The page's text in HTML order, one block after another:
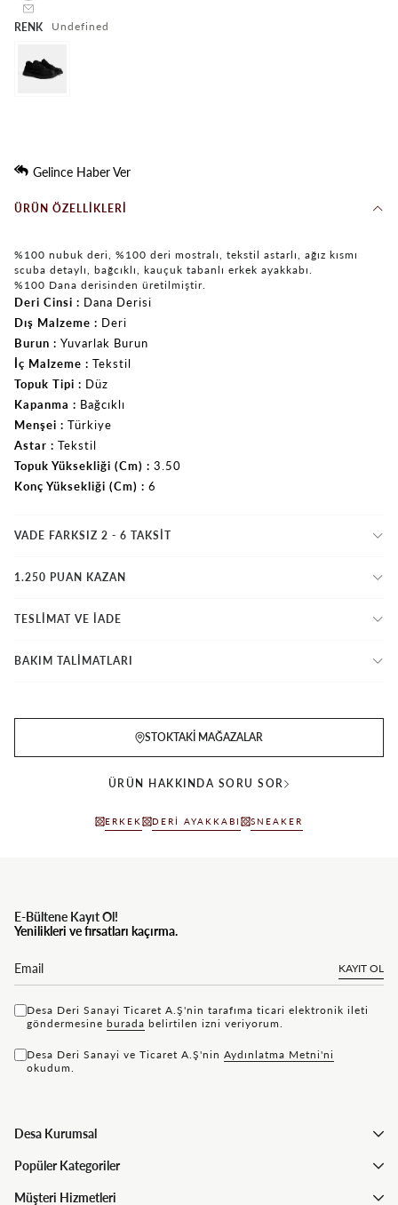
RENK undefined
Gelince Haber Ver
ÜRÜN ÖZELLIKLERI
%100 nubuk deri, %100 deri mostralı, tekstil astarlı, ağız kısmı
scuba detaylı, bağcıklı, kauçuk tabanlı erkek ayakkabı.
%100 Dana derisinden üretilmiştir.
Deri Cinsi
Dana Derisi
Dış Malzeme
Deri
Burun
Yuvarlak Burun
İç Malzeme
Tekstil
Topuk Tipi
Düz
Kapanma
Bağcıklı
Menşei
Türkiye
Astar
Tekstil
Topuk Yüksekliği (Cm)
3.50
Konç Yüksekliği (Cm)
6
VADE FARKSIZ 2 - 6 TAKSIT
1.250 PUAN KAZAN
TESLİMAT VE İADE
BAKIM TALİMATLARI
STOKTAKI MAĞAZALAR
ÜRÜN HAKKINDA SORU SOR
ERKEK DERI AYAKKABI SNEAKER
E-Bültene Kayıt Ol!
Yenilikleri ve fırsatları kaçırma.
KAYIT OL
Desa Deri Sanayi Ticaret A.Ş'nin tarafıma ticari elektronik ileti
göndermesine bu rada belirtilen izni veriyorum.
Desa Deri Sanayi ve Ticaret A.Ş'nin Aydınlatma Metni'ni
okudum.
Desa Kurumsal
Popüler Kategoriler
Müşteri Hizmetleri